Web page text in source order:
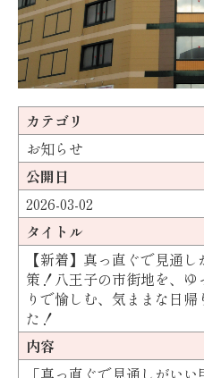
カテゴリ
お知らせ
公開日
2026-03-02
タイトル
【新着】真っ直ぐで見通
策！八王子の市街地を、
りで愉しむ、気ままな日
た！
内容
「真っ直ぐで見通しがい